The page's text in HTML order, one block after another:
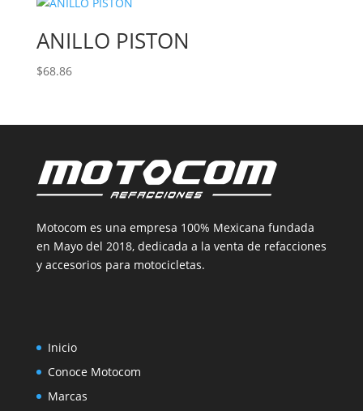
ANILLO PISTON
$68.86
Motocom es una empresa 100% Mexicana fundada
en Mayo del 2018, dedicada a la venta de refacciones
y accesorios para motocicletas.
Inicio
Conoce Motocom
Marcas